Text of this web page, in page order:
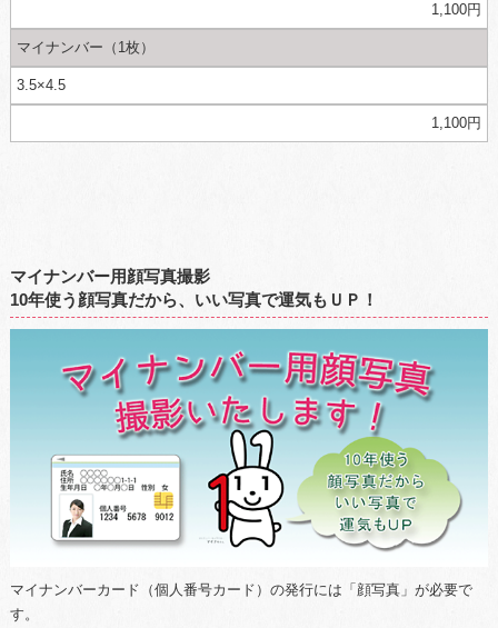
1,100円
マイナンバー （1枚）
3.5×4.5
1,100円
マイナンバー用顔写真撮影
10年使う顔写真だから、いい写真で運気もＵＰ！
マイナンバーカード（個人番号カード）の発行には「顔写真」が必要で
す。